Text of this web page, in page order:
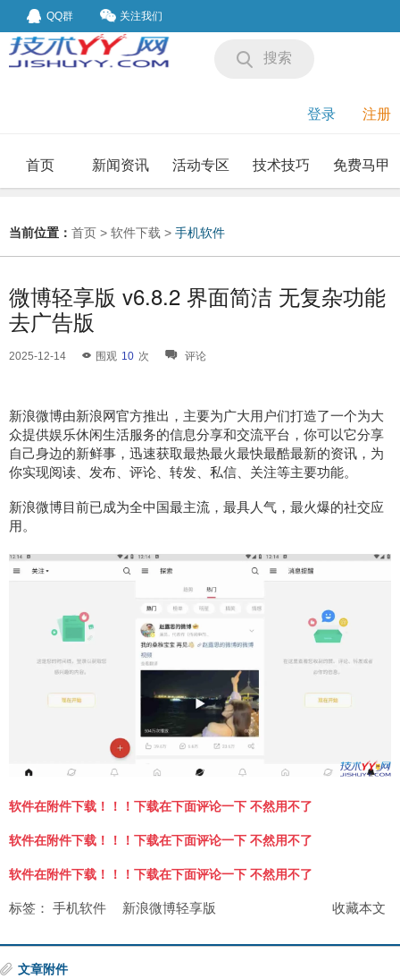
QQ群 关注我们
搜索
登录 注册
首页 新闻资讯 活动专区 技术技巧 免费马甲
当前位置： 首页 > 软件下载 > 手机软件
微博轻享版 v6.8.2 界面简洁 无复杂功能
去广告版
2025-12-14 围观 10 次 评论
新浪微博由新浪网官方推出，主要为广大用户们打造了一个为大
众提供娱乐休闲生活服务的信息分享和交流平台，你可以它分享
自己身边的新鲜事，迅速获取最热最火最快最酷最新的资讯，为
你实现阅读、发布、评论、转发、私信、关注等主要功能。
新浪微博目前已成为全中国最主流，最具人气，最火爆的社交应
用。
软件在附件下载！！！下载在下面评论一下 不然用不了
软件在附件下载！！！下载在下面评论一下 不然用不了
软件在附件下载！！！下载在下面评论一下 不然用不了
收藏本文
标签： 手机软件 新浪微博轻享版
文章附件